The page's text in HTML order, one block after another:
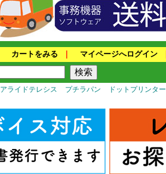
カートをみる マイページへログイン
アライドテレシス プチラパン ドットプリンター